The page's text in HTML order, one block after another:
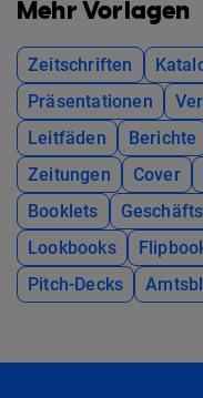
Mehr Vorlagen
Zeitschriften
Präsentationen
Leitfäden
Berichte
Zeitungen
Cover
Booklets
Lookbooks
Pitch-Decks